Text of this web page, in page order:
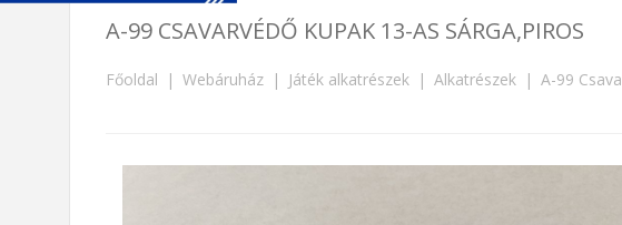
A-99 CSAVARVÉDŐ KUPAK 13-AS SÁRGA,PIROS
Főoldal Webáruház Játék alkatrészek Alkatrészek A-99